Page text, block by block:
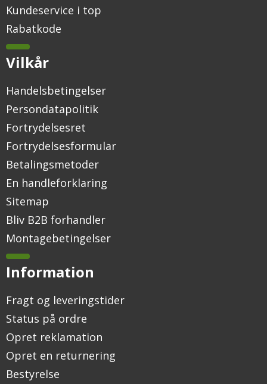
Kundeservice i top
Rabatkode
Vilkår
Handelsbetingelser
Persondatapolitik
Fortrydelsesret
Fortrydelsesformular
Betalingsmetoder
En handleforklaring
Sitemap
Bliv B2B forhandler
Montagebetingelser
Information
Fragt og leveringstider
Status på ordre
Opret reklamation
Opret en returnering
Bestyrelse